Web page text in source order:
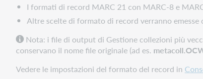
di
record
servizi
Contract
I formati di record MARC 21 con MARC-8 e
Altre scelte di formato di record verranno emesse
Nota: i file di output di Gestione collezioni più
conservano il nome file originale (ad es.
Vedere le impostazioni del formato del record in